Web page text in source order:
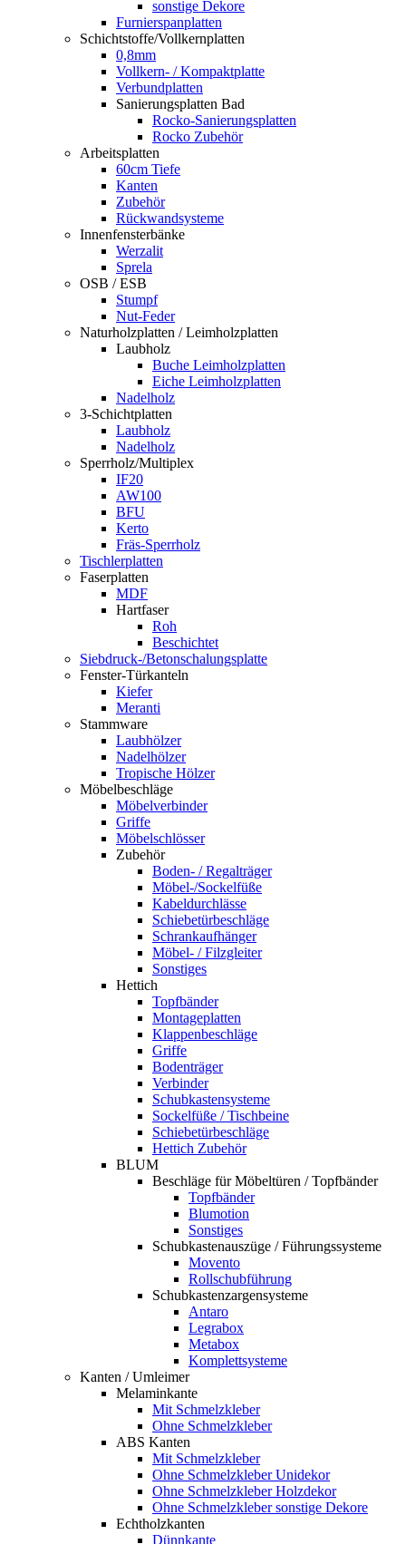
sonstige Dekore
Furnierspanplatten
Schichtstoffe/Vollkernplatten
0,8mm
Vollkern- / Kompaktplatte
Verbundplatten
Sanierungsplatten Bad
Rocko-Sanierungsplatten
Rocko Zubehör
Arbeitsplatten
60cm Tiefe
Kanten
Zubehör
Rückwandsysteme
Innenfensterbänke
Werzalit
Sprela
OSB / ESB
Stumpf
Nut-Feder
Naturholzplatten / Leimholzplatten
Laubholz
Buche Leimholzplatten
Eiche Leimholzplatten
Nadelholz
3-Schichtplatten
Laubholz
Nadelholz
Sperrholz/Multiplex
IF20
AW100
BFU
Kerto
Fräs-Sperrholz
Tischlerplatten
Faserplatten
MDF
Hartfaser
Roh
Beschichtet
Siebdruck-/Betonschalungsplatte
Fenster-Türkanteln
Kiefer
Meranti
Stammware
Laubhölzer
Nadelhölzer
Tropische Hölzer
Möbelbeschläge
Möbelverbinder
Griffe
Möbelschlösser
Zubehör
Boden- / Regalträger
Möbel-/Sockelfüße
Kabeldurchlässe
Schiebetürbeschläge
Schrankaufhänger
Möbel- / Filzgleiter
Sonstiges
Hettich
Topfbänder
Montageplatten
Klappenbeschläge
Griffe
Bodenträger
Verbinder
Schubkastensysteme
Sockelfüße / Tischbeine
Schiebetürbeschläge
Hettich Zubehör
BLUM
Beschläge für Möbeltüren / Topfbänder
Topfbänder
Blumotion
Sonstiges
Schubkastenauszüge / Führungssysteme
Movento
Rollschubführung
Schubkastenzargensysteme
Antaro
Legrabox
Metabox
Komplettsysteme
Kanten / Umleimer
Melaminkante
Mit Schmelzkleber
Ohne Schmelzkleber
ABS Kanten
Mit Schmelzkleber
Ohne Schmelzkleber Unidekor
Ohne Schmelzkleber Holzdekor
Ohne Schmelzkleber sonstige Dekore
Echtholzkanten
Dünnkante